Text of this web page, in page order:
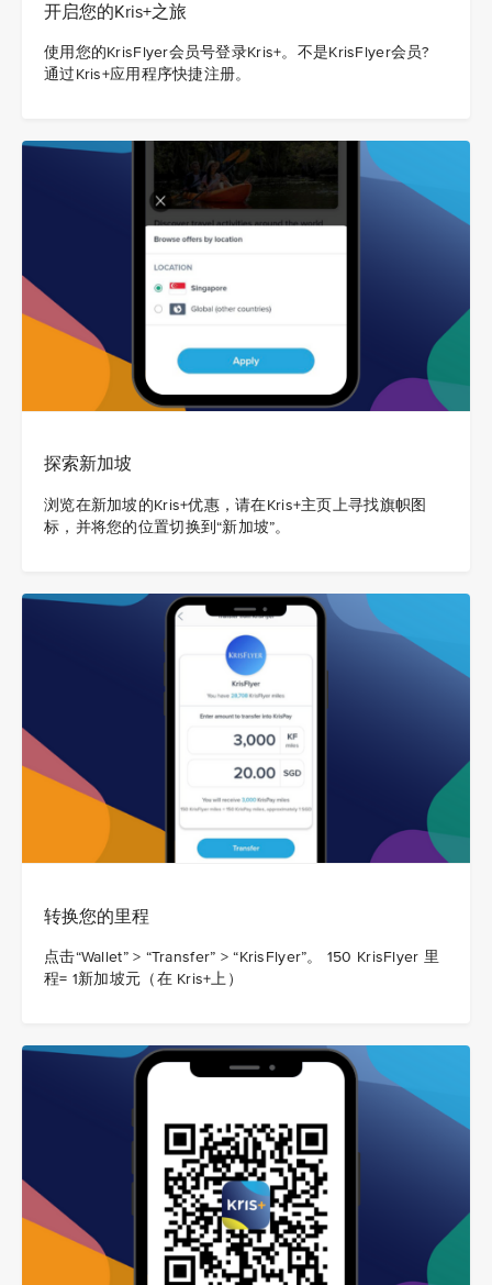
开启您的Kris+之旅
使用您的KrisFlyer会员号登录Kris+。不是KrisFlyer会员?
通过Kris+应用程序快捷注册。
探索新加坡
浏览在新加坡的Kris+优惠，请在Kris+主页上寻找旗帜图
标，并将您的位置切换到“新加坡”。
转换您的里程
点击“Wallet” > “Transfer” > “KrisFlyer”。 150 KrisFlyer 里
程= 1新加坡元（在 Kris+上）